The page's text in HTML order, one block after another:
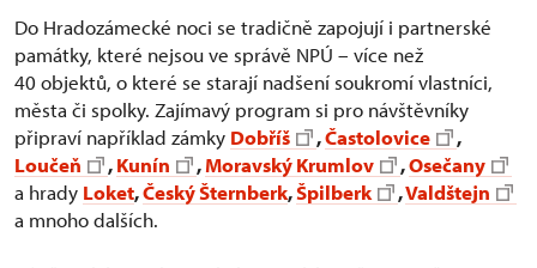
Do Hradozámecké noci se tradičně zapojují i partnerské
památky, které nejsou ve správě NPÚ – více než
40 objektů, o které se starají nadšení soukromí vlastníci,
města či spolky. Zajímavý program si pro návštěvníky
připraví například zámky Dobříš ,Častolovice
,
Loučeň
,Kunín ,Moravský Krumlov ,Osečany
a hrady Loket,Český Šternberk,Špilberk ,Valdštejn
a mnoho dalších.